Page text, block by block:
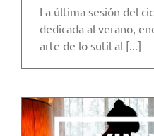
La última sesión del
dedicada al verano,
arte de lo sutil al [...]